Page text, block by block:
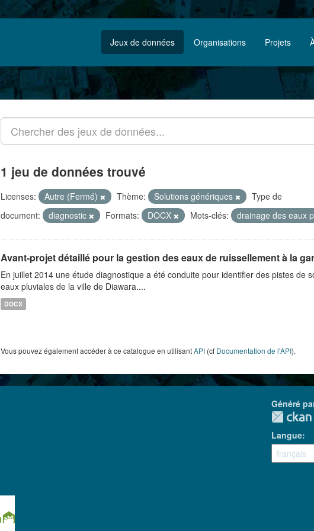
Jeux de données Organisations Projets
1 jeu de données trouvé
Licenses: Autre (Fermé) Thème: Solutions génériques
Type de
document:
diagnostic Formats: DOCX Mots-clés: drainage des eaux
Avant-projet détaillé pour la gestion des eaux de ruissellement à la
En juillet 2014 une étude diagnostique a été conduite pour identifier des pistes de
eaux pluviales de la ville de Diawara....
DOCX
Vous pouvez également accéder à ce catalogue en utilisantAPI(cf Documentation de l'API).
Généré
Langue